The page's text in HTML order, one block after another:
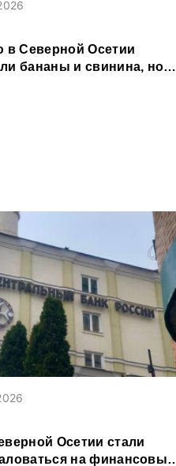
в Северной Осетии
бананы и свинина, но
Осетии стали
на финансовые